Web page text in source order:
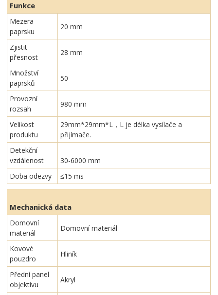
Funkce
Mezera
paprsku
20 mm
Zjistit
přesnost
28 mm
Množství
paprsků
50
Provozní
rozsah
980 mm
Velikost
produktu
29mm*29mm*L，L je délka vysílače a
přijímače.
Detekční
vzdálenost
30-6000 mm
Doba odezvy
≤15 ms
Mechanická data
Domovní
materiál
Domovní materiál
Kovové
pouzdro
Hliník
Přední panel
objektivu
Akryl